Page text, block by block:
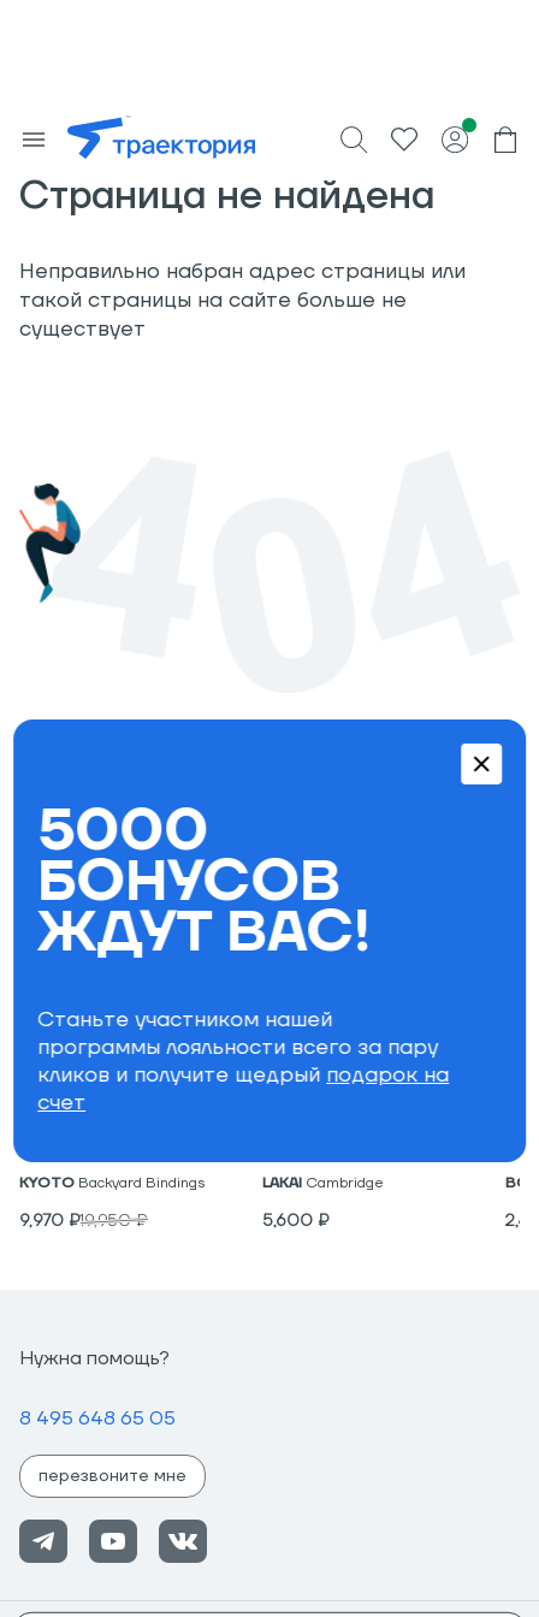
Страница не найдена
Неправильно набран адрес страницы или
такой страницы на сайте больше не
существует
Бестселлеры
Крепления для вейкборда
KYOTO Backyard Bindings
9,970 ₽19,950₽
LAKAI Cambridge
5,600 ₽
5000
БОНУСОВ
ЖДУТ ВАС!
Станьте участником нашей
программы лояльности всего за пару
кликов и получите щедрый подарок на
счет
Нужна помощь?
8 495 648 65 05
перезвоните мне